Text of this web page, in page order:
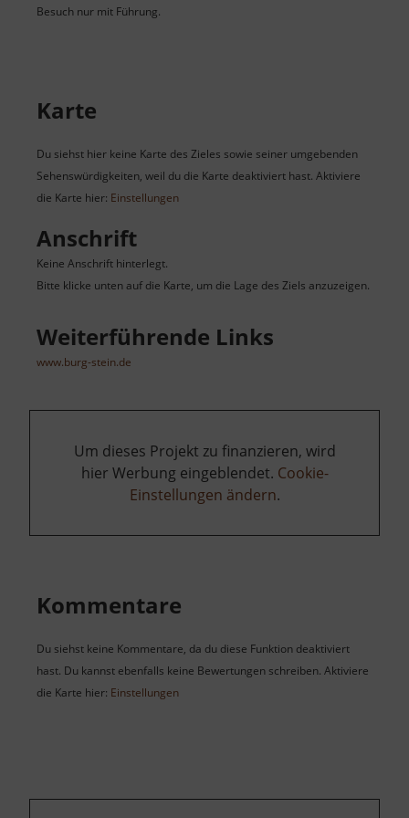
Besuch nur mit Führung.
Karte
Du siehst hier keine Karte des Zieles sowie seiner umgebenden
Sehenswürdigkeiten, weil du die Karte deaktiviert hast. Aktiviere
die Karte hier: Einstellungen
Anschrift
Keine Anschrift hinterlegt.
Bitte klicke unten auf die Karte, um die Lage des Ziels anzuzeigen.
Weiterführende Links
www.burg-stein.de
Um dieses Projekt zu finanzieren, wird
hier Werbung eingeblendet. Cookie-
Einstellungen ändern.
Kommentare
Du siehst keine Kommentare, da du diese Funktion deaktiviert
hast. Du kannst ebenfalls keine Bewertungen schreiben. Aktiviere
die Karte hier: Einstellungen